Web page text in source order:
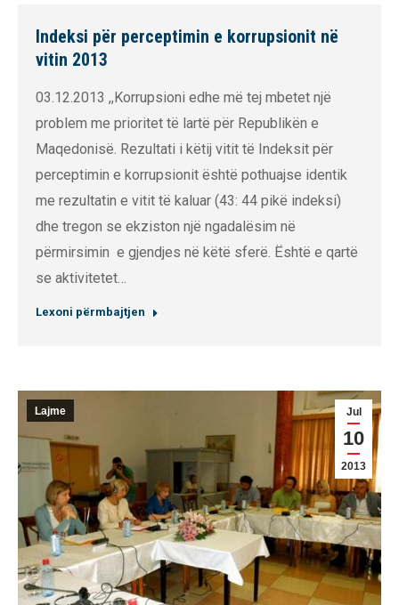
Indeksi për perceptimin e korrupsionit në
vitin 2013
03.12.2013 ,,Korrupsioni edhe më tej mbetet një
problem me prioritet të lartë për Republikën e
Maqedonisë. Rezultati i këtij vitit të Indeksit për
perceptimin e korrupsionit është pothuajse identik
me rezultatin e vitit të kaluar (43: 44 pikë indeksi)
dhe tregon se ekziston një ngadalësim në
përmirsimin e gjendjes në këtë sferë. Është e qartë
se aktivitetet…
Lexoni përmbajtjen
Jul
10
2013
Lajme